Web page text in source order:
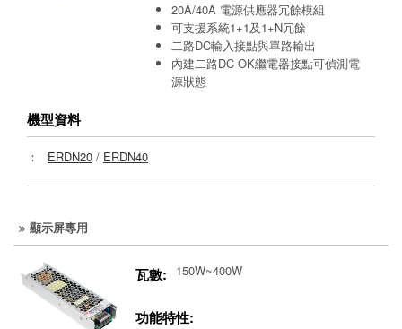
20A/40A 電源供應器冗餘模組
可支援系統1+1及1+N冗餘
二路DC輸入接點與單路輸出
內建二路DC OK繼電器接點可偵測電
源狀態
機型資料
： ERDN20 / ERDN40
顯示屏專用
瓦數: 150W~400W
功能特性: